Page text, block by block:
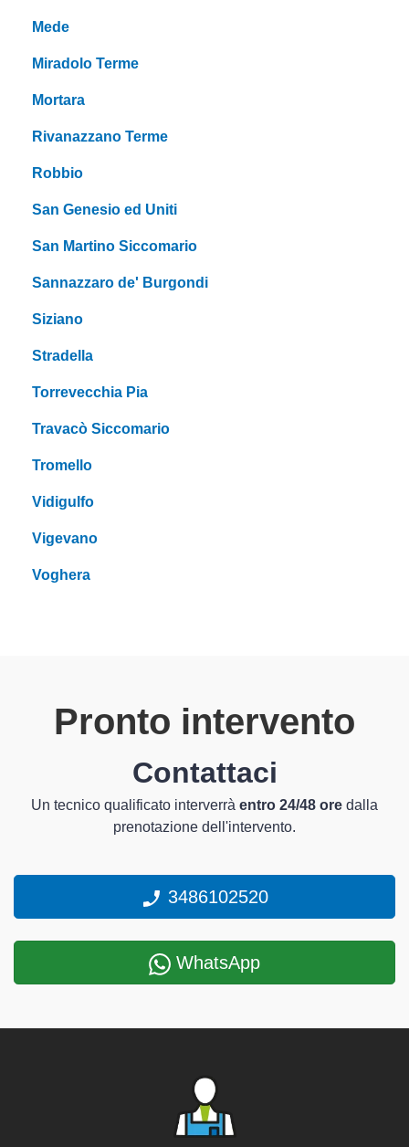
Mede
Miradolo Terme
Mortara
Rivanazzano Terme
Robbio
San Genesio ed Uniti
San Martino Siccomario
Sannazzaro de' Burgondi
Siziano
Stradella
Torrevecchia Pia
Travacò Siccomario
Tromello
Vidigulfo
Vigevano
Voghera
Pronto intervento
Contattaci
Un tecnico qualificato interverrà entro 24/48 ore dalla
prenotazione dell'intervento.
3486102520
WhatsApp